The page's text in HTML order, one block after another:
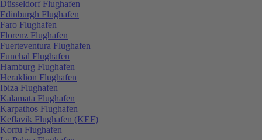
Düsseldorf Flughafen
Edinburgh Flughafen
Faro Flughafen
Florenz Flughafen
Fuerteventura Flughafen
Funchal Flughafen
Hamburg Flughafen
Heraklion Flughafen
Ibiza Flughafen
Kalamata Flughafen
Karpathos Flughafen
Keflavik Flughafen (KEF)
Korfu Flughafen